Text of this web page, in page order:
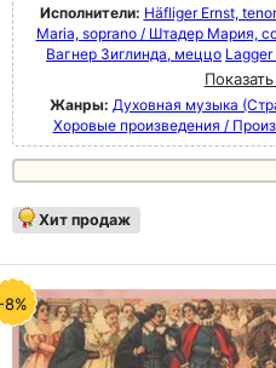
Исполнители: Häfliger Ernst,
Maria, soprano / Штадер Мария,
Вагнер Зиглинда, меццо
Жанры: Духовная музыка
Хоровые произведения /
Хит продаж
8%